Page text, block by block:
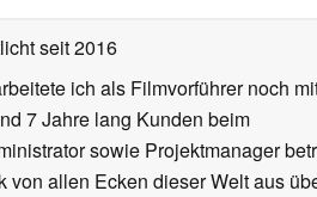
seit 2016
ich als Filmvorführer noch
7 Jahre lang Kunden beim
sowie Projektmanager
von allen Ecken dieser Welt aus